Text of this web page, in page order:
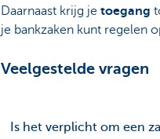
Daarnaast krijg je toegang
je bankzaken kunt regelen
Veelgestelde vragen
Is het verplicht om een